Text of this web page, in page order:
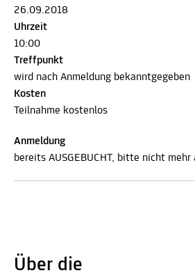
26.09.2018
Uhrzeit
10:00
Treffpunkt
wird nach Anmeldung bekanntgegeben
Kosten
Teilnahme kostenlos
Anmeldung
bereits AUSGEBUCHT, bitte nicht mehr
Über die